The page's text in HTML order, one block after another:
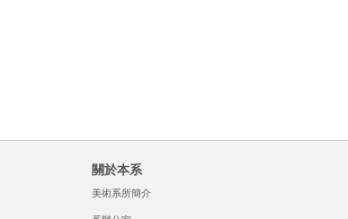
關於本系
美術系所簡介